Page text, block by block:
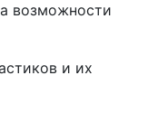
возможности
и их